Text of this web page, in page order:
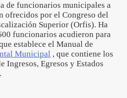
de funcionarios municipales a
ofrecidos por el Congreso del
Superior (Orfis). Ha
funcionarios acudieron para
establece el Manual de
Municipal , que contiene los
Ingresos, Egresos y Estados